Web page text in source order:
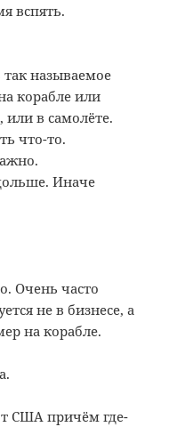
вспять.
называемое
корабле или
в самолёте.
что-то.
Иначе
Очень часто
не в бизнесе, а
на корабле.
США причём где-